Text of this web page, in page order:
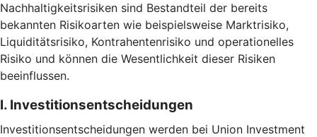
Nachhaltigkeitsrisiken sind Bestandteil der bereits
bekannten Risikoarten wie beispielsweise Marktrisiko,
Liquiditätsrisiko, Kontrahentenrisiko und operationelles
Risiko und können die Wesentlichkeit dieser Risiken
beeinflussen.
I. Investitionsentscheidungen
Investitionsentscheidungen werden bei Union Investment